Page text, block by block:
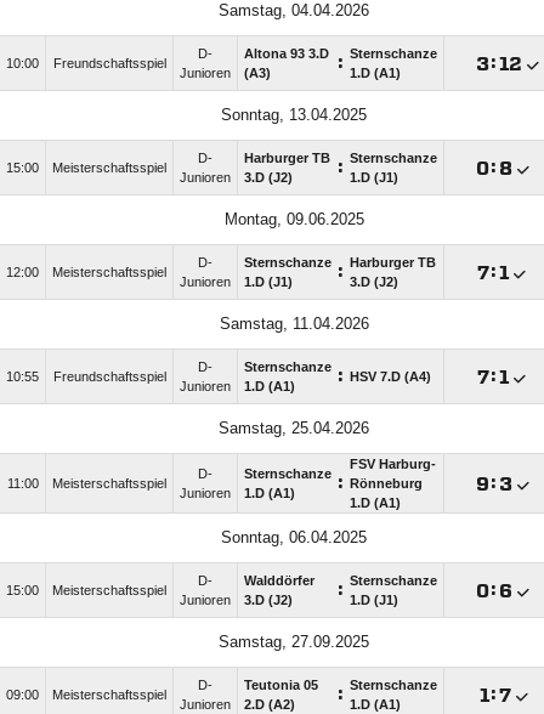
Samstag, 04.04.2026
10:00 Freundschaftsspiel
D-
Junioren
Altona 93 3.D
(A3)
: Sternschanze
1.D (A1)
:
Sonntag, 13.04.2025
15:00 Meisterschaftsspiel
D-
Junioren
Harburger TB
3.D (J2)
: Sternschanze
1.D (J1)
: 
Montag, 09.06.2025
12:00 Meisterschaftsspiel
D-
Junioren
Sternschanze
1.D (J1)
:
Harburger TB
3.D (J2)
:
Samstag, 11.04.2026
10:55 Freundschaftsspiel
D-
Junioren
Sternschanze
1.D (A1)
: HSV 7.D (A4) :
Samstag, 25.04.2026
11:00 Meisterschaftsspiel
D-
Junioren
Sternschanze
1.D (A1)
:
FSV Harburg-
Rönneburg
1.D (A1)
: 
Sonntag, 06.04.2025
15:00 Meisterschaftsspiel
D-
Junioren
Walddörfer
3.D (J2)
: Sternschanze
1.D (J1)
: 
Samstag, 27.09.2025
09:00 Meisterschaftsspiel
D-
Junioren
Teutonia 05
2.D (A2)
: Sternschanze
1.D (A1)
: